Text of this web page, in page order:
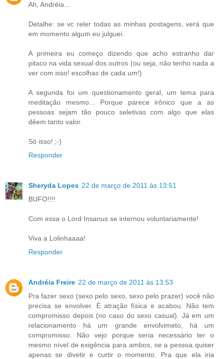
Ah, Andréia...
Detalhe: se vc reler todas as minhas postagens, verá que
em momento algum eu julguei.
A primeira eu começo dizendo que acho estranho dar
pitaco na vida sexual dos outros (ou seja, não tenho nada a
ver com isso! escolhas de cada um!)
A segunda foi um questionamento geral, um tema para
meditação mesmo... Porque parece irônico que a as
pessoas sejam tão pouco seletivas com algo que elas
dêem tanto valor.
Só isso! ;-)
Responder
Sheryda Lopes 22 de março de 2011 às 13:51
BUFO!!!!
Com essa o Lord Insanus se internou voluntariamente!
Viva a Lolinhaaaa!
Responder
Andréia Freire 22 de março de 2011 às 13:53
Pra fazer sexo (sexo pelo sexo, sexo pelo prazer) você não
precisa se envolver. É atração física e acabou. Não tem
compromisso depois (no caso do sexo casual). Já em um
relacionamento há um grande envolvimeto, há um
compromisso. Não vejo porque seria necessário ter o
mesmo nível de exigência para ambos, se a pessoa quiser
apenas se divetir e curtir o momento. Pra que ela iria